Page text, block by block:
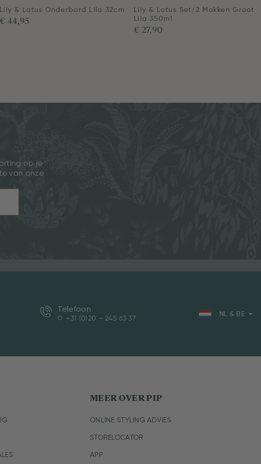
Lily & Lotus Onderbord Lila 32cm
€ 44,95
Lily & Lotus Set/2 Mokken Groot
Lila 350ml
€ 27,90
op je
van onze
Telefoon
+31 (0)20 – 245 63 37
NL & BE
MEER OVER PIP
ONLINE STYLING ADVIES
STORELOCATOR
APP